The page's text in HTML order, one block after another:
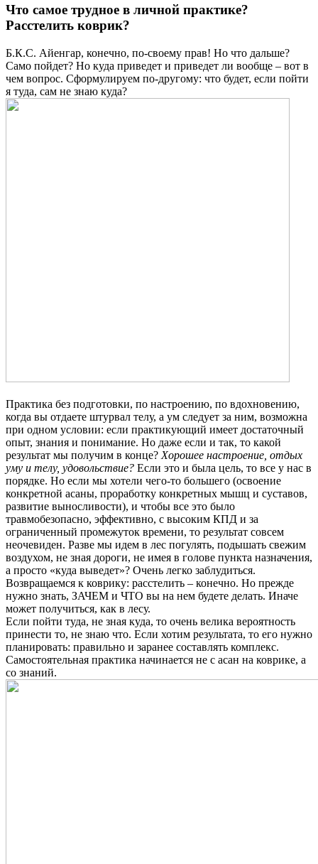
Что самое трудное в личной практике?
Расстелить коврик?
Б.К.С. Айенгар, конечно, по-своему прав! Но что дальше?
Само пойдет? Но куда приведет и приведет ли вообще – вот в
чем вопрос. Сформулируем по-другому: что будет, если пойти
я туда, сам не знаю куда?
Практика без подготовки, по настроению, по вдохновению,
когда вы отдаете штурвал телу, а ум следует за ним, возможна
при одном условии: если практикующий имеет достаточный
опыт, знания и понимание. Но даже если и так, то какой
результат мы получим в конце? Хорошее настроение, отдых
уму и телу, удовольствие? Если это и была цель, то все у нас в
порядке. Но если мы хотели чего-то большего (освоение
конкретной асаны, проработку конкретных мышц и суставов,
развитие выносливости), и чтобы все это было
травмобезопасно, эффективно, с высоким КПД и за
ограниченный промежуток времени, то результат совсем
неочевиден. Разве мы идем в лес погулять, подышать свежим
воздухом, не зная дороги, не имея в голове пункта назначения,
а просто «куда выведет»? Очень легко заблудиться.
Возвращаемся к коврику: расстелить – конечно. Но прежде
нужно знать, ЗАЧЕМ и ЧТО вы на нем будете делать. Иначе
может получиться, как в лесу.
Если пойти туда, не зная куда, то очень велика вероятность
принести то, не знаю что. Если хотим результата, то его нужно
планировать: правильно и заранее составлять комплекс.
Cамостоятельная практика начинается не с асан на коврике, а
со знаний.